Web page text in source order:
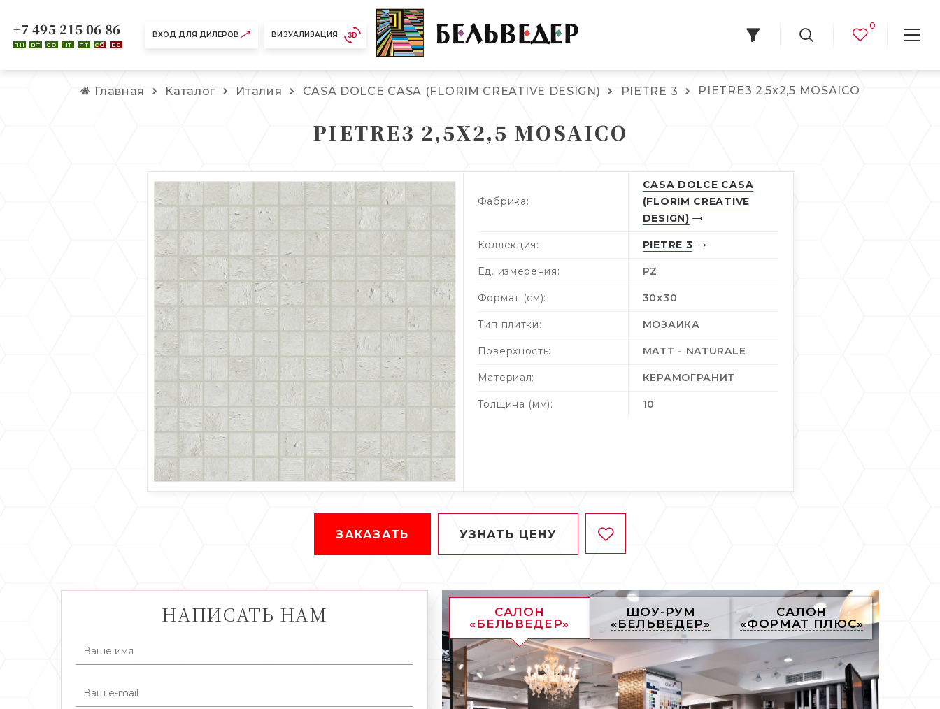
ВХОД ДЛЯ ДИЛЕРОВ ВИЗУАЛИЗАЦИЯ
+7 495 215 06 86
пн вт ср чт пт сб вс
0
Главная Каталог Италия CASA DOLCE CASA (FLORIM CREATIVE DESIGN) PIETRE 3 PIETRE3 2,5x2,5 MOSAICO
PIETRE3 2,5X2,5 MOSAICO
Фабрика:
CASA DOLCE CASA
(FLORIM CREATIVE
DESIGN)
Коллекция: PIETRE 3
Ед. измерения: PZ
Формат (см): 30x30
Тип плитки: МОЗАИКА
Поверхность: MATT - NATURALE
Материал: КЕРАМОГРАНИТ
Толщина (мм): 10
ЗАКАЗАТЬ УЗНАТЬ ЦЕНУ
НАПИСАТЬ НАМ
САЛОН
«БЕЛЬВЕДЕР»
ШОУ-РУМ
«БЕЛЬВЕДЕР»
САЛОН
«ФОРМАТ ПЛЮС»